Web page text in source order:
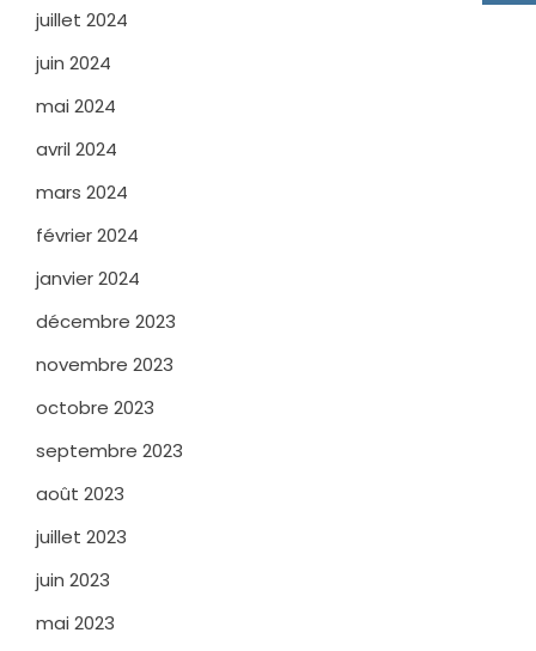
juillet 2024
juin 2024
mai 2024
avril 2024
mars 2024
février 2024
janvier 2024
décembre 2023
novembre 2023
octobre 2023
septembre 2023
août 2023
juillet 2023
juin 2023
mai 2023